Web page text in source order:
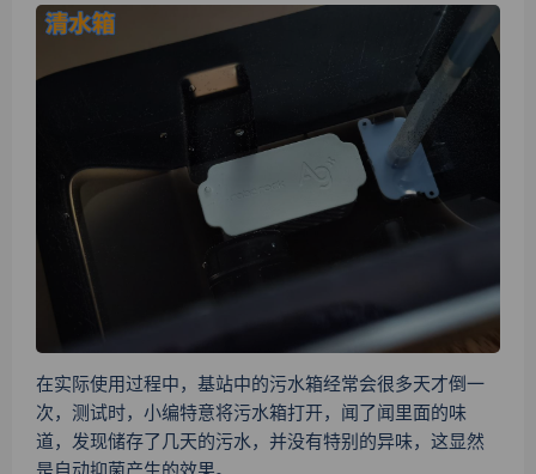
在实际使用过程中，基站中的污水箱经常会很多天才倒一
次，测试时，小编特意将污水箱打开，闻了闻里面的味
道，发现储存了几天的污水，并没有特别的异味，这显然